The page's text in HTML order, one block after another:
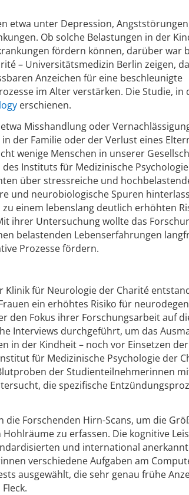
etwa unter Depression,
Ob solche Belastungen in der
fördern können, darüber war
– Universitätsmedizin Berlin zeigen,
Anzeichen für eine beschleunigte
im Alter verstärken. Die Studie, in
erschienen.
Misshandlung oder
der Familie oder der Verlust eines
wenige Menschen in unserer
Instituts für Medizinische
über stressreiche und
und neurobiologische Spuren
einem lebenslang deutlich erhöhten
ihrer Untersuchung wollte das
belastenden Lebenserfahrungen
Prozesse fördern.
für Neurologie der Charité
ein erhöhtes Risiko für
den Fokus ihrer Forschungsarbeit auf
Interviews durchgeführt, um das
in der Kindheit – noch vor Einsetzen
für Medizinische Psychologie der
der Studienteilnehmerinnen
die spezifische
Forschenden Hirn-Scans, um die
zu erfassen. Die kognitive
und international
verschiedene Aufgaben am
ausgewählt, die sehr genau frühe